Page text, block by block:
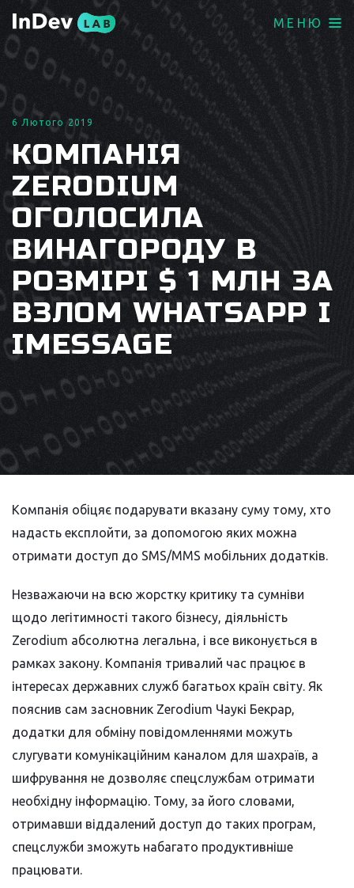
МЕНЮ
6 Лютого 2019
КОМПАНІЯ
ZERODIUM
ОГОЛОСИЛА
ВИНАГОРОДУ В
РОЗМІРІ $ 1 МЛН ЗА
ВЗЛОМ WHATSAPP І
IMESSAGE
Компанія обіцяє подарувати вказану суму тому, хто
надасть експлойти, за допомогою яких можна
отримати доступ до SMS/MMS мобільних додатків.
Незважаючи на всю жорстку критику та сумніви
щодо легітимності такого бізнесу, діяльність
Zerodium абсолютна легальна, і все виконується в
рамках закону. Компанія тривалий час працює в
інтересах державних служб багатьох країн світу. Як
пояснив сам засновник Zerodium Чаукі Бекрар,
додатки для обміну повідомленнями можуть
слугувати комунікаційним каналом для шахраїв, а
шифрування не дозволяє спецслужбам отримати
необхідну інформацію. Тому, за його словами,
отримавши віддалений доступ до таких програм,
спецслужби зможуть набагато продуктивніше
працювати.